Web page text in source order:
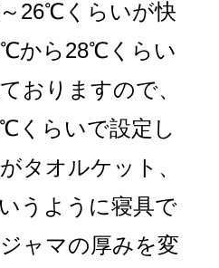
26℃くらいが快
から28℃くらい
おりますので、
くらいで設定し
タオルケット、
うように寝具で
ャマの厚みを変